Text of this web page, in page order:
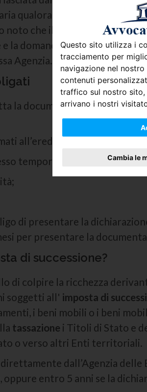
Questo sito utilizza i
tracciamento per
navigazione nel
contenuti
traffico sul nostro
arrivano i nostri
Cambia le
qualora nell’asse ereditario
noto che il singolo
e la domanda di voltura
Agenzia.
la documentazione è di 12
all’eredità o i legatari;
temporaneo dei
beni
di presentare la
per presentare la
di successione?
di colpire la ricchezza
soggetti all' imposta di
i beni mobili o i beni
tassazione i Titoli di Stato e
o verso altri Enti territoriali.
dall’Agenzia
oppure entro 5 anni se la